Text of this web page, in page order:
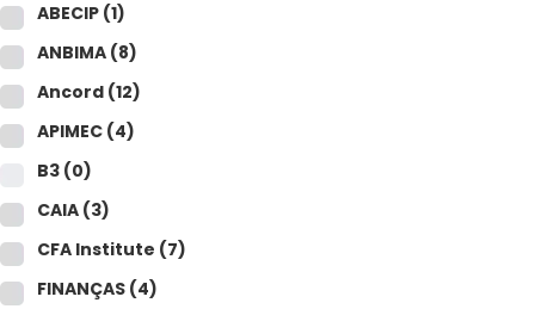
ABECIP (1)
ANBIMA (8)
Ancord (12)
APIMEC (4)
B3 (0)
CAIA (3)
CFA Institute (7)
FINANÇAS (4)